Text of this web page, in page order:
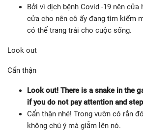
Bởi vì dịch bệnh Covid -19 nên cửa
cửa cho nên cô ấy đang tìm kiếm
có thể trang trải cho cuộc sống.
Look out
Cẩn thận
Look out! There is a snake in the
if you do not pay attention and
Cẩn thận nhé! Trong vườn có rắn
không chú ý mà giẫm lên nó.